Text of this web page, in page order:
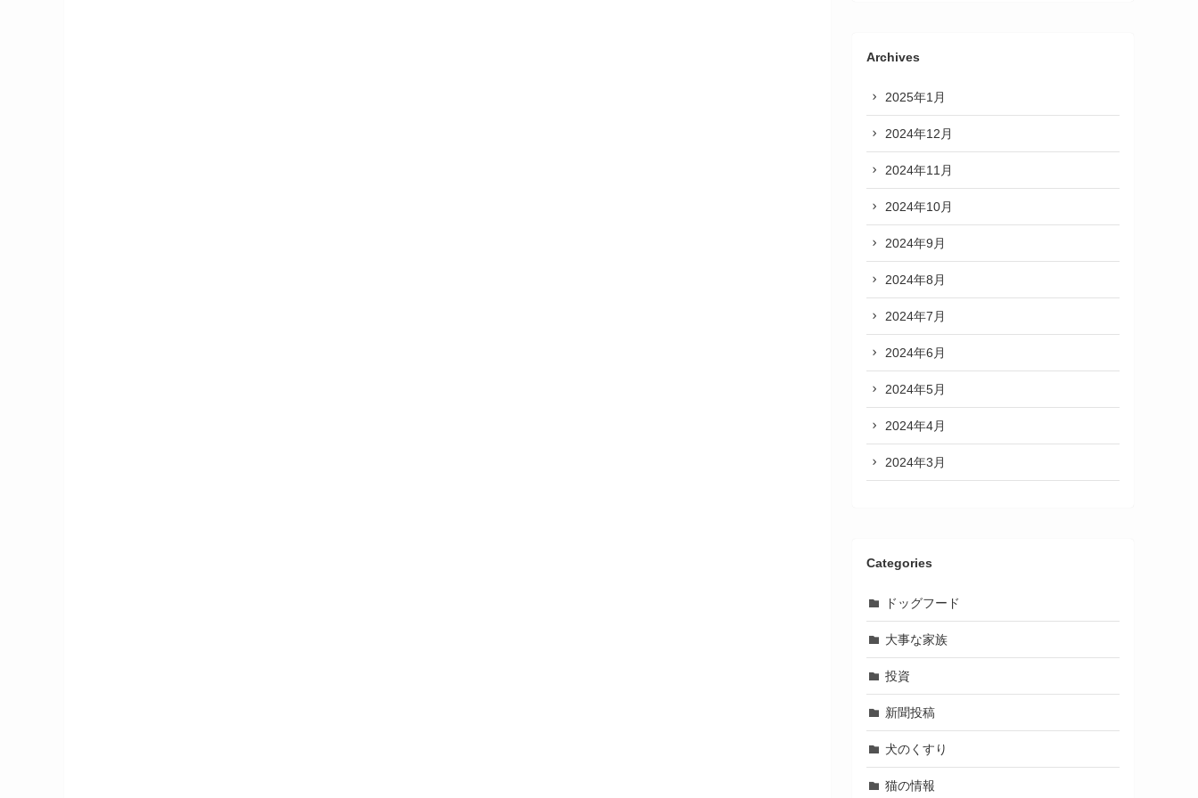
Archives
2025年1月
2024年12月
2024年11月
2024年10月
2024年9月
2024年8月
2024年7月
2024年6月
2024年5月
2024年4月
2024年3月
Categories
ドッグフード
大事な家族
投資
新聞投稿
犬のくすり
猫の情報